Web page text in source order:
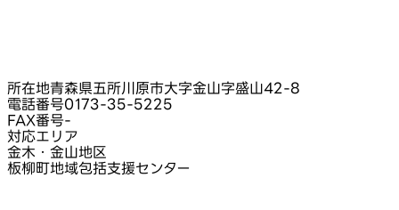
所在地青森県五所川原市大字金山字盛山42-8
電話番号0173-35-5225
FAX番号-
対応エリア
金木・金山地区
板柳町地域包括支援センター